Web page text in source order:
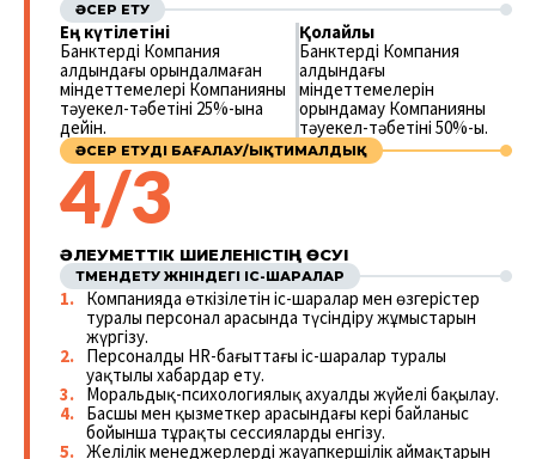
ӘСЕР ЕТУ
Ең күтілетіні
Банктердің Компания
алдындағы орындалмаған
міндеттемелері Компанияның
тәуекел-тәбетінің 25%-ына
дейін.
Қолайлы
Банктердің Компания
алдындағы
міндеттемелерін
орындамау Компанияның
тәуекел-тәбетінің 50%-ы.
ӘСЕР ЕТУДІ БАҒАЛАУ/ЫҚТИМАЛДЫҚ
4/3
ӘЛЕУМЕТТІК ШИЕЛЕНІСТІҢ ӨСУІ
ТӨМЕНДЕТУ ЖӨНІНДЕГІ ІС-ШАРАЛАР
Компанияда өткізілетін іс-шаралар мен өзгерістер
туралы персонал арасында түсіндіру жұмыстарын
жүргізу.
Персоналды HR-бағыттағы іс-шаралар туралы
уақтылы хабардар ету.
Моральдық-психологиялық ахуалды жүйелі бақылау.
Басшы мен қызметкер арасындағы кері байланыс
бойынша тұрақты сессияларды енгізу.
Желілік менеджерлердің жауапкершілік аймақтарын